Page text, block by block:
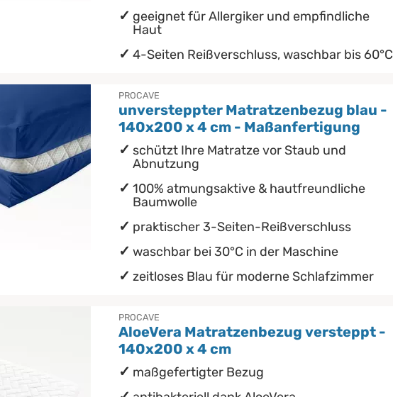
geeignet für Allergiker und empfindliche
Haut
4-Seiten Reißverschluss, waschbar bis 60°C
PROCAVE
unversteppter Matratzenbezug blau -
140x200 x 4 cm - Maßanfertigung
schützt Ihre Matratze vor Staub und
Abnutzung
100% atmungsaktive & hautfreundliche
Baumwolle
praktischer 3-Seiten-Reißverschluss
waschbar bei 30°C in der Maschine
zeitloses Blau für moderne Schlafzimmer
PROCAVE
AloeVera Matratzenbezug versteppt -
140x200 x 4 cm
maßgefertigter Bezug